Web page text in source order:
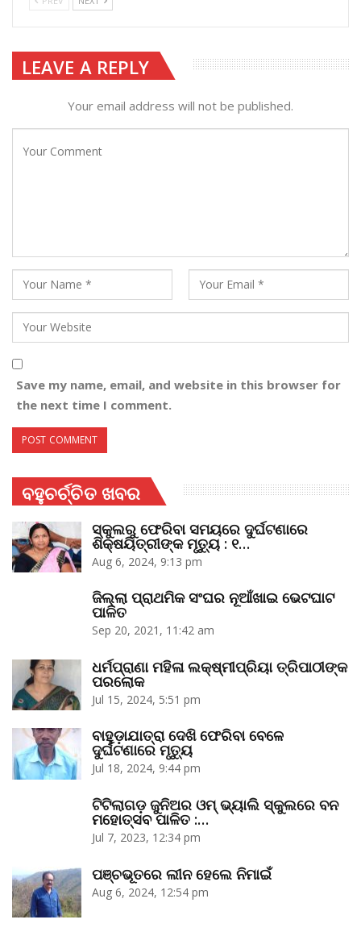
LEAVE A REPLY
Your email address will not be published.
Save my name, email, and website in this browser for
the next time I comment.
ବହୁଚର୍ଚ୍ଚିତ ଖବର
ସ୍କୁଲରୁ ଫେରିବା ସମୟରେ ଦୁର୍ଘଟଣାରେ
ଶିକ୍ଷୟିତ୍ରୀଙ୍କ ମୃତ୍ୟୁ : ୧…
Aug 6, 2024, 9:13 pm
ଜିଲ୍ଲା ପ୍ରାଥମିକ ସଂଘର ନୂଆଁଖାଇ ଭେଟଘାଟ
ପାଳିତ
Sep 20, 2021, 11:42 am
ଧର୍ମପ୍ରାଣା ମହିଳା ଲକ୍ଷ୍ମୀପ୍ରିୟା ତ୍ରିପାଠୀଙ୍କ
ପରଲୋକ
Jul 15, 2024, 5:51 pm
ବାହୁଡ଼ାଯାତ୍ରା ଦେଖି ଫେରିବା ବେଳେ
ଦୁର୍ଘଟଣାରେ ମୃତ୍ୟୁ
Jul 18, 2024, 9:44 pm
ଟିଟିଲାଗଡ଼ ଜୁନିଅର ଓମ୍‌ ଭ୍ୟାଲି ସ୍କୁଲରେ ବନ
ମହୋତ୍ସବ ପାଳିତ :…
Jul 7, 2023, 12:34 pm
ପଞ୍ଚଭୂତରେ ଲୀନ ହେଲେ ନିମାଇଁ
Aug 6, 2024, 12:54 pm